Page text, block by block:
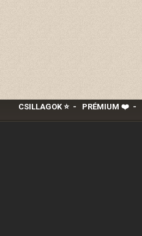
CSILLAGOK ⭐- PRÉMIUM ❤️‍-